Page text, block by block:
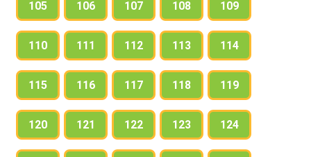
105 106 107 108 109
110 111 112 113 114
115 116 117 118 119
120 121 122 123 124